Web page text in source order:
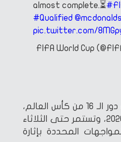
almost complete.⏳
#Qualified @mcdonalds
pic.twitter.com/
فيما تنطلق مواجهات دور الـ 16 من كأس العالم،
مساء السبت 4 يوليو 2026، وتستمر حتى الثلاثاء
المحددة بإثارة